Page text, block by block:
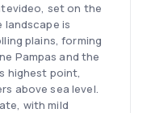
set on the
landscape is
plains, forming
Pampas and the
highest point,
above sea level.
with mild